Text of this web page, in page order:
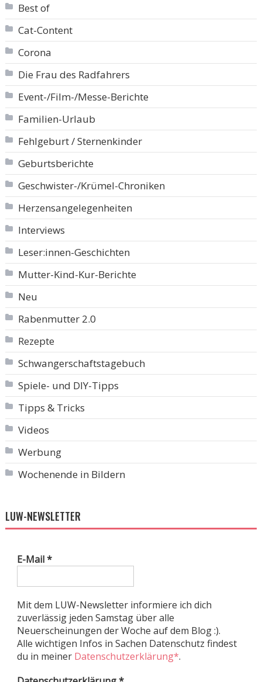
Best of
Cat-Content
Corona
Die Frau des Radfahrers
Event-/Film-/Messe-Berichte
Familien-Urlaub
Fehlgeburt / Sternenkinder
Geburtsberichte
Geschwister-/Krümel-Chroniken
Herzensangelegenheiten
Interviews
Leser:innen-Geschichten
Mutter-Kind-Kur-Berichte
Neu
Rabenmutter 2.0
Rezepte
Schwangerschaftstagebuch
Spiele- und DIY-Tipps
Tipps & Tricks
Videos
Werbung
Wochenende in Bildern
LUW-NEWSLETTER
E-Mail*
Mit dem LUW-Newsletter informiere ich dich
zuverlässig jeden Samstag über alle
Neuerscheinungen der Woche auf dem Blog :).
Alle wichtigen Infos in Sachen Datenschutz findest
du in meiner Datenschutzerklärung*.